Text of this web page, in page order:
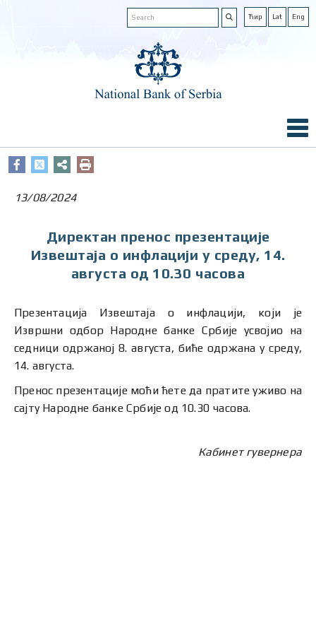
Ћир Lat Eng
13/08/2024
Директан пренос презентације
Извештаја о инфлацији у среду, 14.
августа од 10.30 часова
Презентација Извештаја о инфлацији, који је
Извршни одбор Народне банке Србије усвојио на
седници одржаној 8. августа, биће одржана у среду,
14. августа.
Пренос презентације моћи ћете да пратите уживо на
сајту Народне банке Србије од 10.30 часова.
Кабинет гувернера